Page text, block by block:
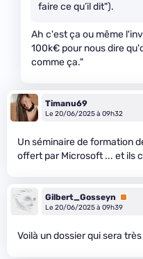
faire ce qu’il dit").
Ah c'est ça ou même
100k€ pour nous dire
comme ça."
Timanu69
Le 20/06/2025 à 09h32
Un séminaire de formation
offert par Microsoft ... et ils
Gilbert_Gosseyn
Le 20/06/2025 à 09h39
Voilà un dossier qui sera